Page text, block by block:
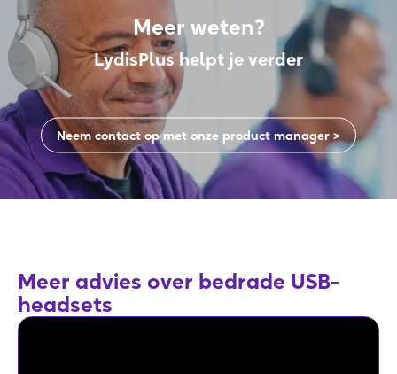
Meer weten?
LydisPlus helpt je verder
Neem contact op met onze product manager >
Meer advies over bedrade USB-
headsets